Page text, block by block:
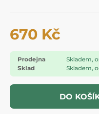
670 Kč
Prodejna
Skladem,
Sklad
Skladem,
DO